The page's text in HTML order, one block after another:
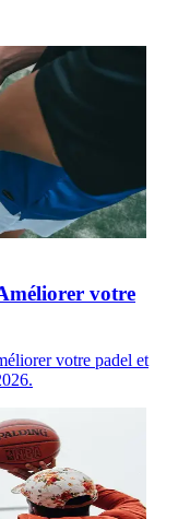
votre
votre padel et